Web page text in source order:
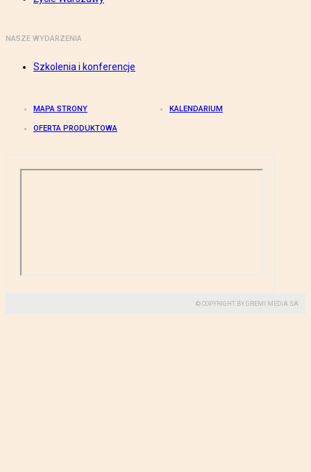
NASZE WYDARZENIA
Szkolenia i konferencje
MAPA STRONY KALENDARIUM
OFERTA PRODUKTOWA
© COPYRIGHT BY GREMI MEDIA SA